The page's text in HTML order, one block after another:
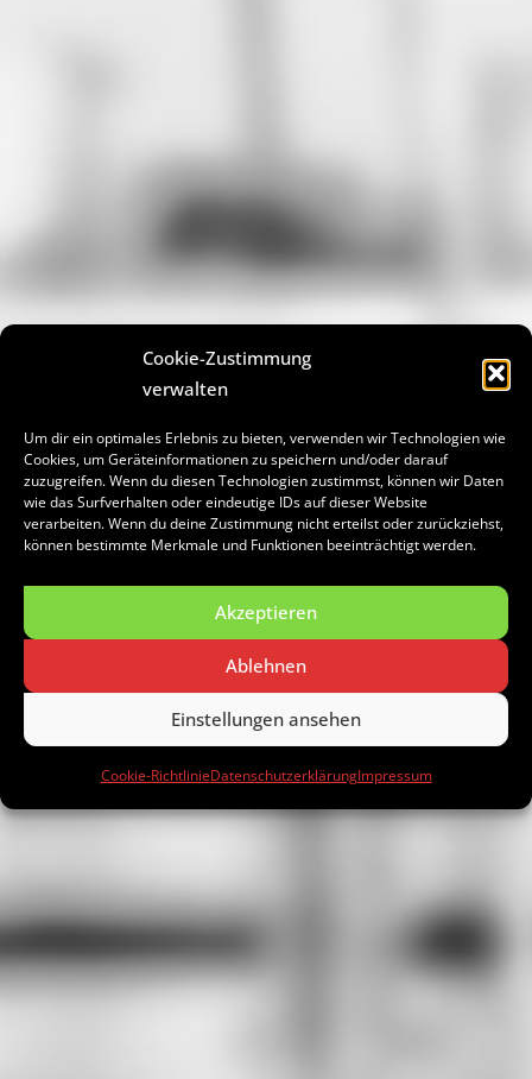
Cookie-Zustimmung
verwalten
Um dir ein optimales Erlebnis zu bieten, verwenden wir Technologien wie
Cookies, um Geräteinformationen zu speichern und/oder darauf
zuzugreifen. Wenn du diesen Technologien zustimmst, können wir Daten
wie das Surfverhalten oder eindeutige IDs auf dieser Website
verarbeiten. Wenn du deine Zustimmung nicht erteilst oder zurückziehst,
können bestimmte Merkmale und Funktionen beeinträchtigt werden.
Akzeptieren
Ablehnen
Einstellungen ansehen
Cookie-RichtlinieDatenschutzerklärungImpressum